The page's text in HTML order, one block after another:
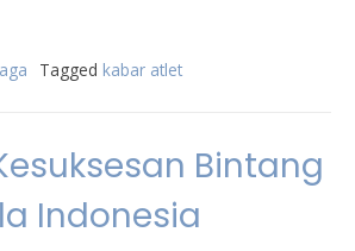
Tagged kabar atlet
Bintang
Indonesia